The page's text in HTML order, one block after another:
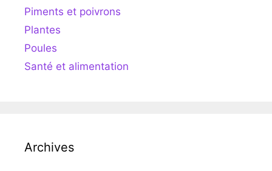
Piments et poivrons
Plantes
Poules
Santé et alimentation
Archives